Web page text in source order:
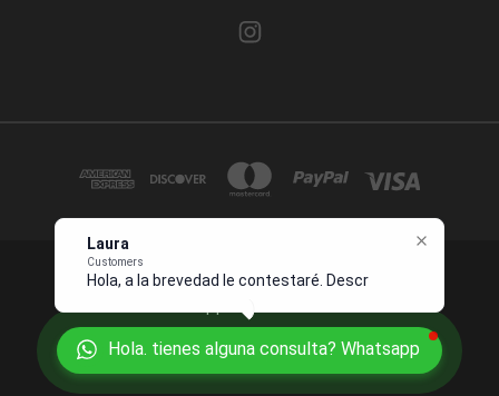
Hola. tienes alguna consulta? Whatsapp
Customers
Hola, a la brevedad le contestaré.
Describame
1234 OCEAN DRIVE SUITE 567 MIAMI, FL 33139 USA
© 2026 Juanpebooks